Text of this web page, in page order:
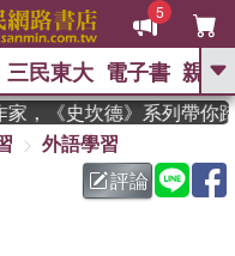
5
GO
圭吾 、 高希均教授回憶錄
父親節 、 如果歷
暑期推薦 、 國際布克
三民東大 電子書 親子
，《史坎德》系列帶你踏
外語學習
評論